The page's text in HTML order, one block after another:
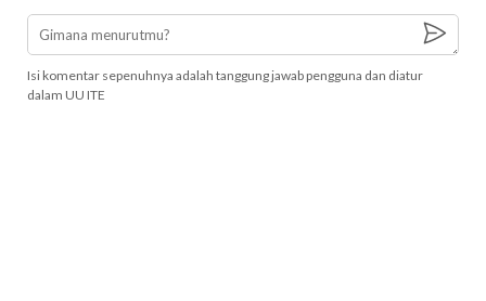
Isi komentar sepenuhnya adalah tanggung jawab pengguna dan diatur
dalam UU ITE